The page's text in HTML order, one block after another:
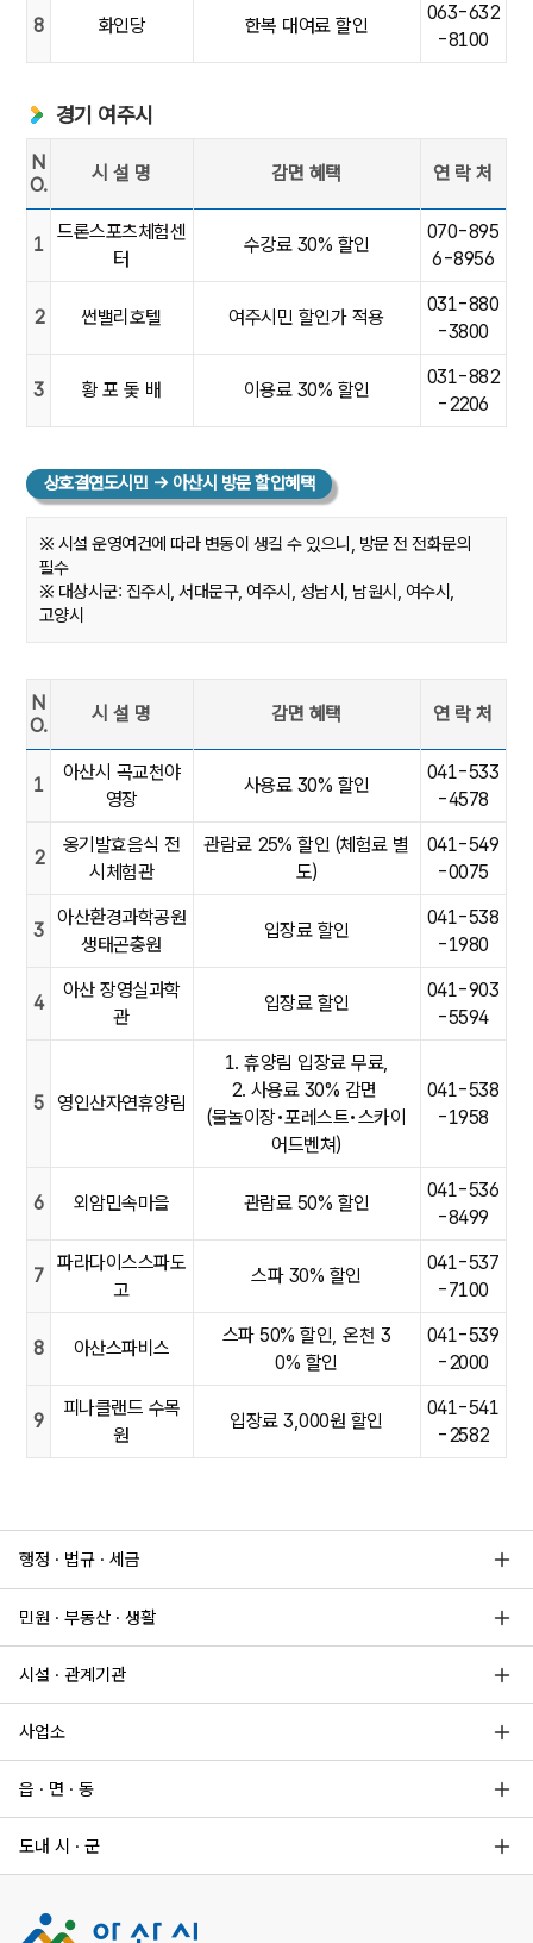
8 화인당 한복 대여료 할인
063-632
-8100
경기 여주시
[경기 여주시 ]NO.시설명,감면혜택,연 락 처
N
O.
시 설 명 감면 혜택 연 락 처
1
드론스포츠체험센
터
수강료 30% 할인
070-895
6-8956
2 썬밸리호텔 여주시민 할인가 적용
031-880
-3800
3 황 포 돛 배 이용료 30% 할인
031-882
-2206
상호결연도시민 → 아산시 방문 할인혜택
※ 시설 운영여건에 따라 변동이 생길 수 있으니, 방문 전 전화문의
필수
※ 대상시군: 진주시, 서대문구, 여주시, 성남시, 남원시, 여수시,
고양시
[상호결연도시민 → 아산시 방문시]NO.시설명,감면혜택,연 락 처
N
O.
시 설 명 감면 혜택 연 락 처
1
아산시 곡교천야
영장
사용료 30% 할인
041-533
-4578
2
옹기발효음식 전
시체험관
관람료 25% 할인 (체험료 별
도)
041-549
-0075
3
아산환경과학공원
생태곤충원
입장료 할인
041-538
-1980
4
아산 장영실과학
관
입장료 할인
041-903
-5594
5 영인산자연휴양림
1. 휴양림 입장료 무료,
2. 사용료 30% 감면
(물놀이장•포레스트•스카이
어드벤쳐)
041-538
-1958
6 외암민속마을 관람료 50% 할인
041-536
-8499
7
파라다이스스파도
고
스파 30% 할인
041-537
-7100
8 아산스파비스
스파 50% 할인, 온천 3
0% 할인
041-539
-2000
9
피나클랜드 수목
원
입장료 3,000원 할인
041-541
-2582
행정 · 법규 · 세금
민원 · 부동산 · 생활
시설 · 관계기관
사업소
읍 · 면 · 동
도내 시 · 군